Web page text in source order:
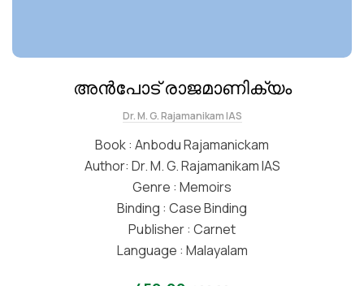
അൻപോട് രാജമാണിക്യം
Dr. M. G. Rajamanikam IAS
Book : Anbodu Rajamanickam
Author: Dr. M. G. Rajamanikam IAS
Genre : Memoirs
Binding : Case Binding
Publisher : Carnet
Language : Malayalam